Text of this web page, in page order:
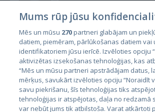
Страны
Эстония
Латвия
Литва
Mums rūp jūsu
Mēs un mūsu 270partneri glabājam un
datiem, piemēram, pārlūkošanas datiem vai
identifikatoriem jūsu ierīcē. Izvēloties opciju
aktivizētas izsekošanas tehnoloģijas, kas
“Mēs un mūsu partneri apstrādājam datus,
mērķus, savukārt izvēloties opciju “Noraidīt
savu piekrišanu, šīs tehnoloģijas tiks
tehnoloģijas ir atspējotas, daļa no redzamā
var nebūt jums tik atbilstoša. Varat atkārtoti